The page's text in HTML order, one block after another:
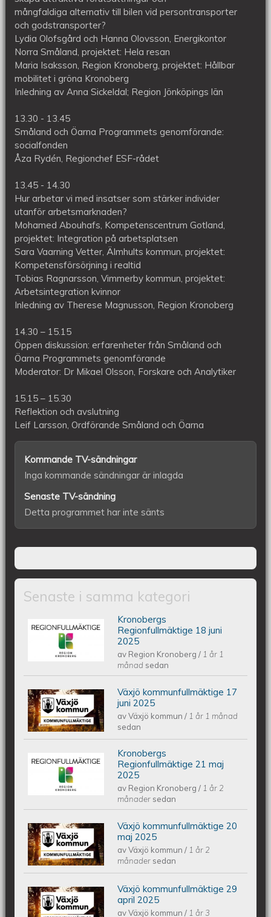
mångfaldiga alternativ till bilen vid persontransporter
och godstransporter?
Lydia Olofsgård och Hanna Olovsson, Energikontor
Norra Småland, projektet: Hela resan
Maria Isaksson, Region Kronoberg, projektet: Hållbar
mobilitet i gröna Kronoberg
Inledning av Anna Sickeldal; Region Jönköpings län
13.30 - 13.45
Småland och Öarna Programmets genomförande:
socialfonden
Åza Rydén, Regionchef ESF-rådet
13.45 - 14.30
Hur arbetar vi med insatser som stärker individer
utanför arbetsmarknaden?
Mohamed Abouhafs, Kompetenscentrum Gotland,
projektet: Integration på arbetsplatsen
Sara Vaarning Vetter, Älmhults kommun, projektet:
Kompetensförsörjning i realtid
Tobias Ragnarsson, Vimmerby kommun, projektet:
Arbetsintegration kvinnor
Inledning av Therese Magnusson, Region Kronoberg
14.30 – 15.15
Öppen diskussion: erfarenheter från Småland och
Öarna Programmets genomförande
Moderator: Dr Mikael Olsson, Forskare och Analytiker
15.15 – 15.30
Reflektion och avslutning
Leif Larsson, Ordförande Småland och Öarna
Kommande TV-sändningar
Inga kommande sändningar är inlagda
Senaste TV-sändning
Detta programmet har inte sänts
Senaste i samma kategori
Kronobergs regionfullmäktige 18 juni
2025
Kronobergs
Regionfullmäktige 18 juni
2025
av Region Kronoberg/ 1 år 1
månad sedan
Växjös kommunfullmäktige 17 juni
2025
Växjö kommunfullmäktige 17
juni 2025
avVäxjö kommun/ 1 år 1 månad
sedan
Kronobergs regionfullmäktige 21 maj
2025
Kronobergs
Regionfullmäktige 21 maj
2025
av Region Kronoberg/ 1 år 2
månader sedan
Växjös kommunfullmäktige 20 maj
2025
Växjö kommunfullmäktige 20
maj 2025
avVäxjö kommun/ 1 år 2
månader sedan
Växjös kommunfullmäktige 29 april
Växjö kommunfullmäktige 29
april 2025
avVäxjö kommun/ 1 år 3